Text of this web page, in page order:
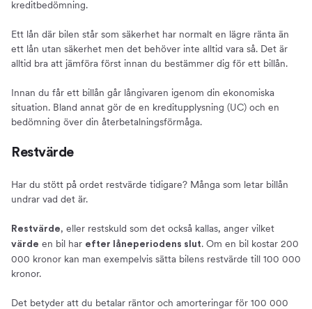
kreditbedömning.
Ett lån där bilen står som säkerhet har normalt en lägre ränta än
ett lån utan säkerhet men det behöver inte alltid vara så. Det är
alltid bra att jämföra först innan du bestämmer dig för ett billån.
Innan du får ett billån går långivaren igenom din ekonomiska
situation. Bland annat gör de en kreditupplysning (UC) och en
bedömning över din återbetalningsförmåga.
Restvärde
Har du stött på ordet restvärde tidigare? Många som letar billån
undrar vad det är.
Restvärde, eller restskuld som det också kallas, anger vilket
värde en bil har efter låneperiodens slut. Om en bil kostar 200
000 kronor kan man exempelvis sätta bilens restvärde till 100 000
kronor.
Det betyder att du betalar räntor och amorteringar för 100 000